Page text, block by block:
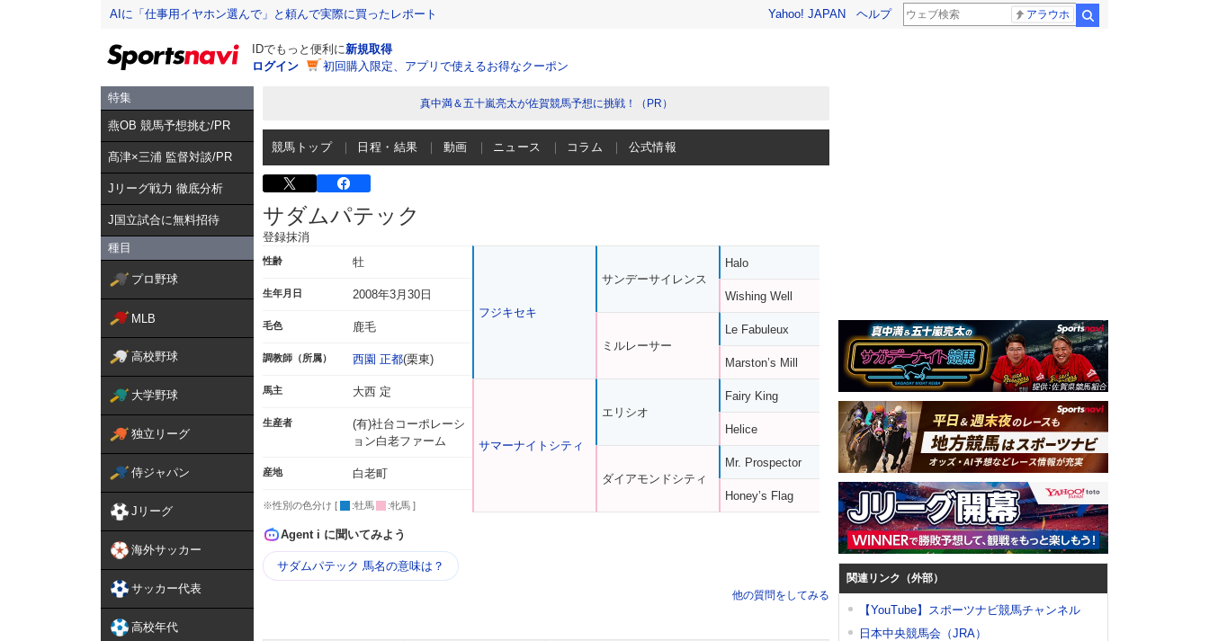
AIに「仕事用イヤホン選んで」と頼んで実際に買ったレポート Yahoo! JAPAN ヘルプ アラウホ
IDでもっと便利に新規取得
ログイン
初回購入限定、アプリで使えるお得なクーポン
特集
燕OB 競馬予想挑む/PR
髙津×三浦 監督対談/PR
Jリーグ戦力 徹底分析
J国立試合に無料招待
種目
プロ野球
MLB
高校野球
大学野球
独立リーグ
侍ジャパン
Jリーグ
海外サッカー
サッカー代表
高校年代
真中満＆五十嵐亮太が佐賀競馬予想に挑戦！（PR）
競馬トップ 日程・結果 動画 ニュース コラム 公式情報
サダムパテック
登録抹消
性齢 牡
生年月日 2008年3月30日
毛色 鹿毛
調教師（所属） 西園 正都(栗東)
馬主 大西 定
生産者
(有)社台コーポレーシ
ョン白老ファーム
産地 白老町
※性別の色分け [ :牡馬 :牝馬 ]
フジキセキ
サマーナイトシティ
サンデーサイレンス
ミルレーサー
エリシオ
ダイアモンドシティ
Halo
Wishing Well
Le Fabuleux
Marston’s Mill
Fairy King
Helice
Mr. Prospector
Honey’s Flag
Agent i に聞いてみよう
サダムパテック 馬名の意味は？
他の質問をしてみる
関連リンク（外部）
【YouTube】スポーツナビ競馬チャンネル
日本中央競馬会（JRA）